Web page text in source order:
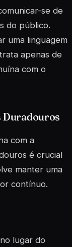
se de
do público.
uma linguagem
apenas de
com o
Duradouros
com a
é crucial
manter uma
contínuo.
lugar do